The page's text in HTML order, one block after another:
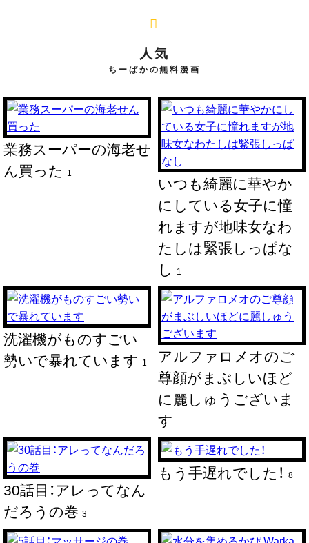
人気
ちーぱかの無料漫画
業務スーパーの海老せ
ん買った 1
いつも綺麗に華やか
にしている女子に憧
れますが地味女なわ
たしは緊張しっぱな
し 1
洗濯機がものすごい
勢いで暴れています 1
アルファロメオのご
尊顔がまぶしいほど
に麗しゅうございま
す
30話目：アレってなん
だろうの巻 3
もう手遅れでした！ 8